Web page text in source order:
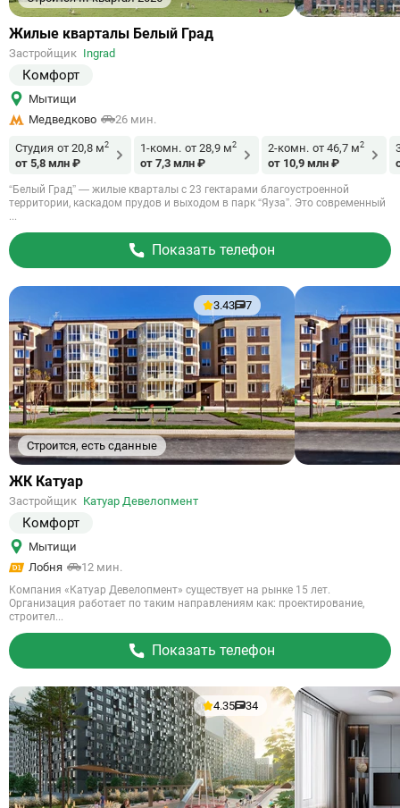
Ссылка
объект
Жилые кварталы Белый Град
Застройщик Ingrad
Комфорт
Мытищи
Медведково
26 мин.
Студия от 20,8 м2
от 5,8 млн ₽
1-комн. от 28,9 м2
от 7,3 млн ₽
2-комн. от 46,7 м2
от 10,9 млн ₽
“Белый Град” — жилые кварталы с 23 гектарами благоустроенной
территории, каскадом прудов и выходом в парк “Яуза”. Это современный
...
Показать телефон
Строится, есть сданные
3.43 7
Ссылка
объект
ЖК Катуар
Застройщик Катуар Девелопмент
Комфорт
Мытищи
Лобня
12 мин.
Компания «Катуар Девелопмент» существует на рынке 15 лет.
Организация работает по таким направлениям как: проектирование,
строител...
Показать телефон
4.35 34